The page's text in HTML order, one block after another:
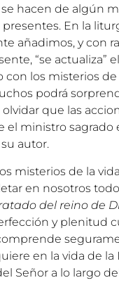
hacen de algún
En la
añadimos, y con
“se actualiza”
los misterios
podrá
que las
el ministro sagrado
autor.
misterios de la
en nosotros
del reino de
y plenitud
en la vida de la
Señor a lo largo